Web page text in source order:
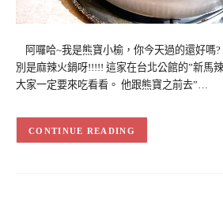
阿囉哈~我是熊寶小榆，你今天過的還好嗎
別是麻辣火鍋呀!!!!! 這家在台北公館的”新馬
大家一定要來吃看看。 他跟熊寶之前去”…
CONTINUE READING